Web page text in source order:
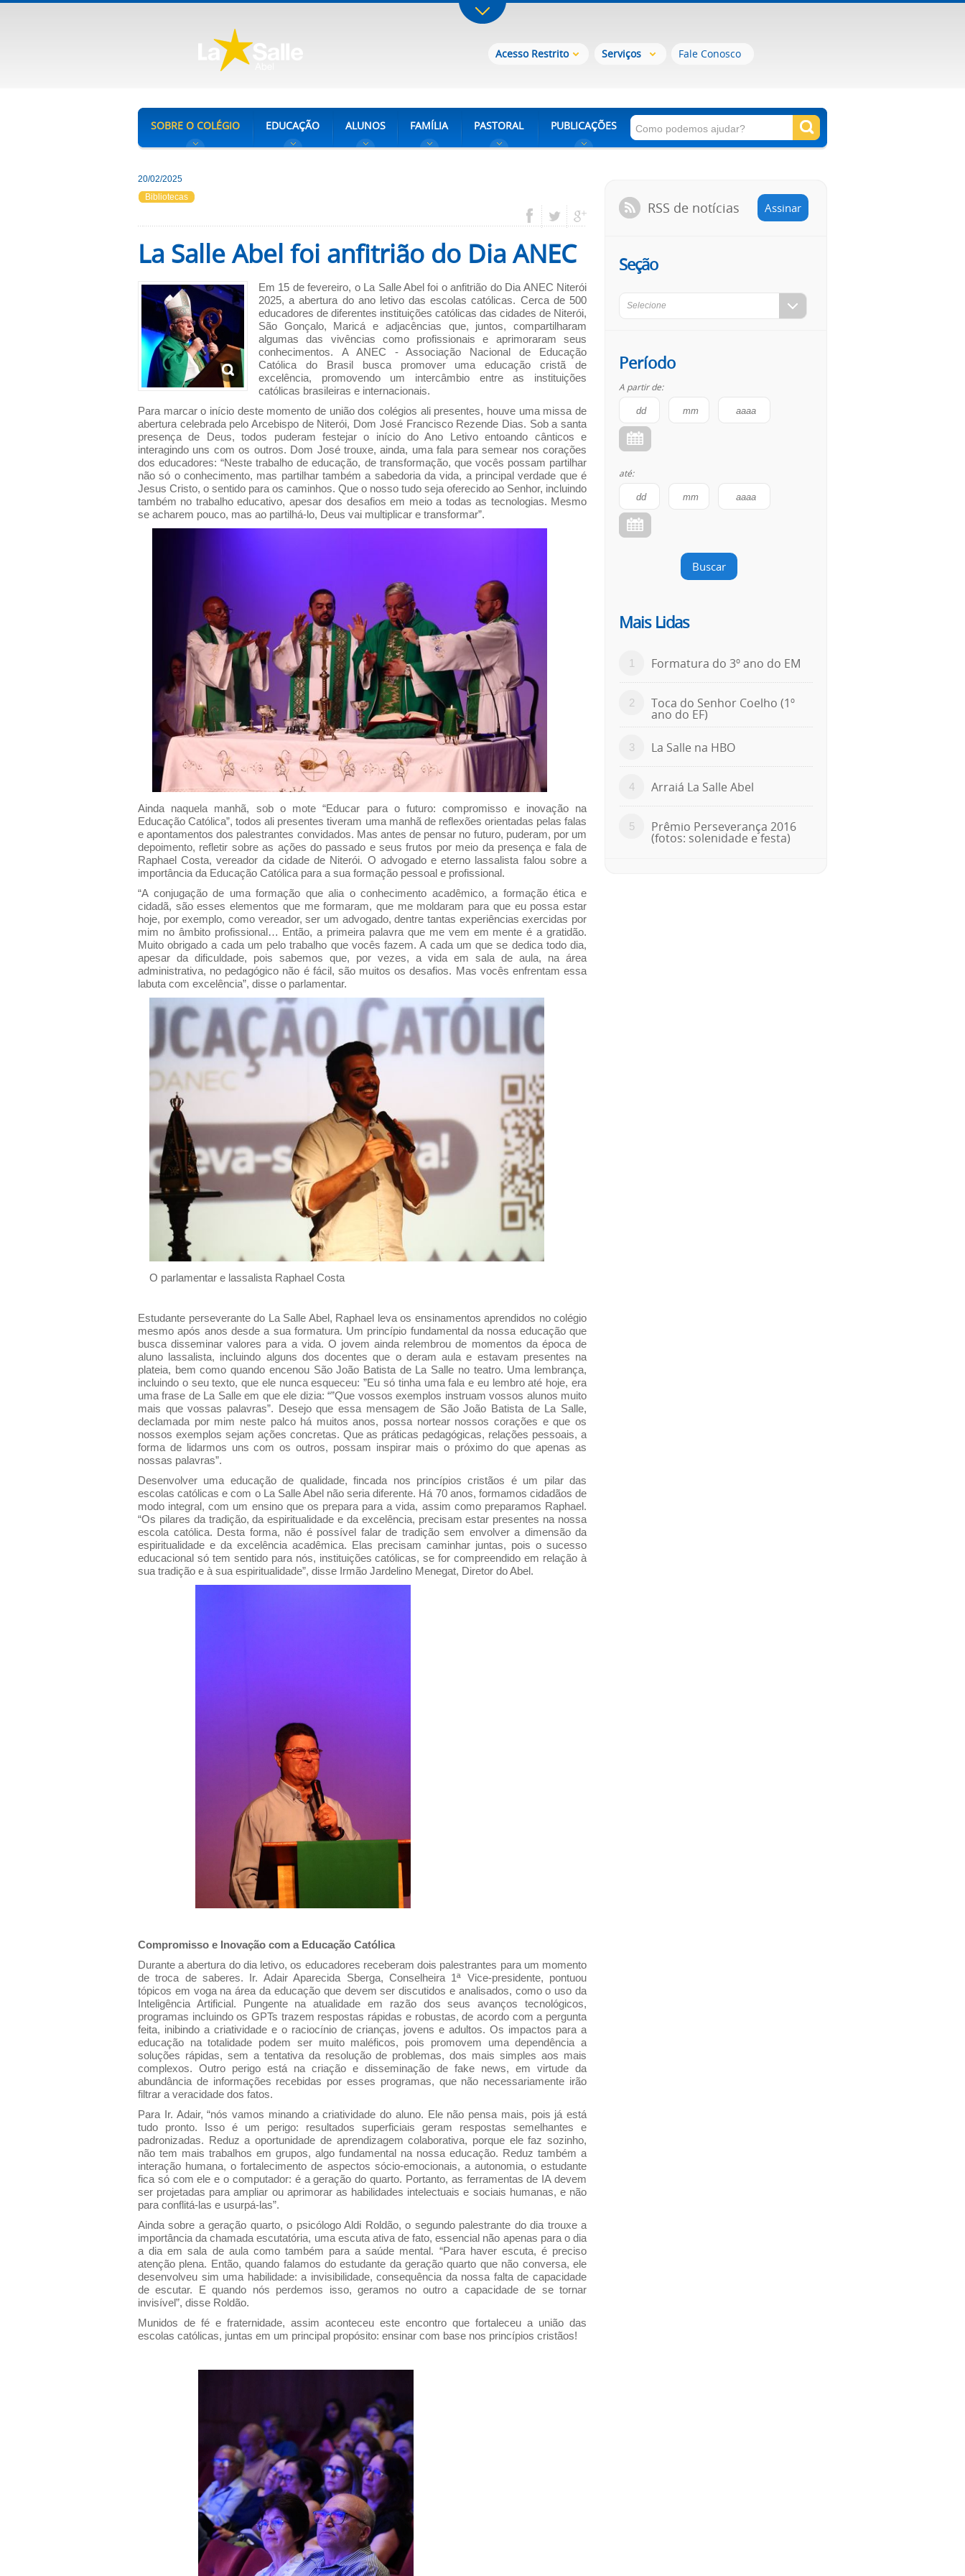
Acesso Restrito Serviços Fale Conosco
SOBRE O COLÉGIO EDUCAÇÃO ALUNOS FAMÍLIA PASTORAL PUBLICAÇÕES
20/02/2025
Bibliotecas
La Salle Abel foi anfitrião do Dia ANEC
Em 15 de fevereiro, o La Salle Abel foi o anfitrião do Dia ANEC Niterói
2025, a abertura do ano letivo das escolas católicas. Cerca de 500
educadores de diferentes instituições católicas das cidades de Niterói,
São Gonçalo, Maricá e adjacências que, juntos, compartilharam
algumas das vivências como profissionais e aprimoraram seus
conhecimentos. A ANEC - Associação Nacional de Educação
Católica do Brasil busca promover uma educação cristã de
excelência, promovendo um intercâmbio entre as instituições
católicas brasileiras e internacionais.
Para marcar o início deste momento de união dos colégios ali presentes, houve uma missa de
abertura celebrada pelo Arcebispo de Niterói, Dom José Francisco Rezende Dias. Sob a santa
presença de Deus, todos puderam festejar o início do Ano Letivo entoando cânticos e
interagindo uns com os outros. Dom José trouxe, ainda, uma fala para semear nos corações
dos educadores: “Neste trabalho de educação, de transformação, que vocês possam partilhar
não só o conhecimento, mas partilhar também a sabedoria da vida, a principal verdade que é
Jesus Cristo, o sentido para os caminhos. Que o nosso tudo seja oferecido ao Senhor, incluindo
também no trabalho educativo, apesar dos desafios em meio a todas as tecnologias. Mesmo
se acharem pouco, mas ao partilhá-lo, Deus vai multiplicar e transformar”.
Ainda naquela manhã, sob o mote “Educar para o futuro: compromisso e inovação na
Educação Católica”, todos ali presentes tiveram uma manhã de reflexões orientadas pelas falas
e apontamentos dos palestrantes convidados. Mas antes de pensar no futuro, puderam, por um
depoimento, refletir sobre as ações do passado e seus frutos por meio da presença e fala de
Raphael Costa, vereador da cidade de Niterói. O advogado e eterno lassalista falou sobre a
importância da Educação Católica para a sua formação pessoal e profissional.
“A conjugação de uma formação que alia o conhecimento acadêmico, a formação ética e
cidadã, são esses elementos que me formaram, que me moldaram para que eu possa estar
hoje, por exemplo, como vereador, ser um advogado, dentre tantas experiências exercidas por
mim no âmbito profissional… Então, a primeira palavra que me vem em mente é a gratidão.
Muito obrigado a cada um pelo trabalho que vocês fazem. A cada um que se dedica todo dia,
apesar da dificuldade, pois sabemos que, por vezes, a vida em sala de aula, na área
administrativa, no pedagógico não é fácil, são muitos os desafios. Mas vocês enfrentam essa
labuta com excelência”, disse o parlamentar.
O parlamentar e lassalista Raphael Costa
Estudante perseverante do La Salle Abel, Raphael leva os ensinamentos aprendidos no colégio
mesmo após anos desde a sua formatura. Um princípio fundamental da nossa educação que
busca disseminar valores para a vida. O jovem ainda relembrou de momentos da época de
aluno lassalista, incluindo alguns dos docentes que o deram aula e estavam presentes na
plateia, bem como quando encenou São João Batista de La Salle no teatro. Uma lembrança,
incluindo o seu texto, que ele nunca esqueceu: ”Eu só tinha uma fala e eu lembro até hoje, era
uma frase de La Salle em que ele dizia: “”Que vossos exemplos instruam vossos alunos muito
mais que vossas palavras”. Desejo que essa mensagem de São João Batista de La Salle,
declamada por mim neste palco há muitos anos, possa nortear nossos corações e que os
nossos exemplos sejam ações concretas. Que as práticas pedagógicas, relações pessoais, a
forma de lidarmos uns com os outros, possam inspirar mais o próximo do que apenas as
nossas palavras”.
Desenvolver uma educação de qualidade, fincada nos princípios cristãos é um pilar das
escolas católicas e com o La Salle Abel não seria diferente. Há 70 anos, formamos cidadãos de
modo integral, com um ensino que os prepara para a vida, assim como preparamos Raphael.
“Os pilares da tradição, da espiritualidade e da excelência, precisam estar presentes na nossa
escola católica. Desta forma, não é possível falar de tradição sem envolver a dimensão da
espiritualidade e da excelência acadêmica. Elas precisam caminhar juntas, pois o sucesso
educacional só tem sentido para nós, instituições católicas, se for compreendido em relação à
sua tradição e à sua espiritualidade”, disse Irmão Jardelino Menegat, Diretor do Abel.
Compromisso e Inovação com a Educação Católica
Durante a abertura do dia letivo, os educadores receberam dois palestrantes para um momento
de troca de saberes. Ir. Adair Aparecida Sberga, Conselheira 1ª Vice-presidente, pontuou
tópicos em voga na área da educação que devem ser discutidos e analisados, como o uso da
Inteligência Artificial. Pungente na atualidade em razão dos seus avanços tecnológicos,
programas incluindo os GPTs trazem respostas rápidas e robustas, de acordo com a pergunta
feita, inibindo a criatividade e o raciocínio de crianças, jovens e adultos. Os impactos para a
educação na totalidade podem ser muito maléficos, pois promovem uma dependência a
soluções rápidas, sem a tentativa da resolução de problemas, dos mais simples aos mais
complexos. Outro perigo está na criação e disseminação de fake news, em virtude da
abundância de informações recebidas por esses programas, que não necessariamente irão
filtrar a veracidade dos fatos.
Para Ir. Adair, “nós vamos minando a criatividade do aluno. Ele não pensa mais, pois já está
tudo pronto. Isso é um perigo: resultados superficiais geram respostas semelhantes e
padronizadas. Reduz a oportunidade de aprendizagem colaborativa, porque ele faz sozinho,
não tem mais trabalhos em grupos, algo fundamental na nossa educação. Reduz também a
interação humana, o fortalecimento de aspectos sócio-emocionais, a autonomia, o estudante
fica só com ele e o computador: é a geração do quarto. Portanto, as ferramentas de IA devem
ser projetadas para ampliar ou aprimorar as habilidades intelectuais e sociais humanas, e não
para conflitá-las e usurpá-las”.
Ainda sobre a geração quarto, o psicólogo Aldi Roldão, o segundo palestrante do dia trouxe a
importância da chamada escutatória, uma escuta ativa de fato, essencial não apenas para o dia
a dia em sala de aula como também para a saúde mental. “Para haver escuta, é preciso
atenção plena. Então, quando falamos do estudante da geração quarto que não conversa, ele
desenvolveu sim uma habilidade: a invisibilidade, consequência da nossa falta de capacidade
de escutar. E quando nós perdemos isso, geramos no outro a capacidade de se tornar
invisível”, disse Roldão.
Munidos de fé e fraternidade, assim aconteceu este encontro que fortaleceu a união das
escolas católicas, juntas em um principal propósito: ensinar com base nos princípios cristãos!
RSS de notícias Assinar
Seção
Selecione
Período
A partir de:
até:
Buscar
Mais Lidas
1 Formatura do 3º ano do EM
2 Toca do Senhor Coelho (1º
ano do EF)
3 La Salle na HBO
4 Arraiá La Salle Abel
5 Prêmio Perseverança 2016
(fotos: solenidade e festa)